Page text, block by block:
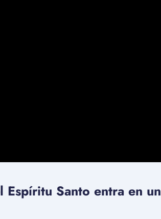
Espíritu Santo entra en un